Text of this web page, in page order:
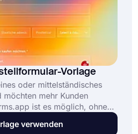
Vorlage
oder mittelständisches
möchten mehr Kunden
ist es möglich, ohne
ein Instagram-
erstellen. Mit der einfach
verwenden